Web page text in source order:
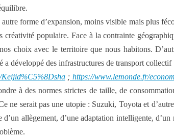
forme d’expansion, moins visible mais plus
populaire. Face à la contrainte
choix avec le territoire que nous habitons.
développé des infrastructures de transport
; https://www.lemonde.fr/
à des normes strictes de taille, de
ne serait pas une utopie : Suzuki, Toyota et
allègement, d’une adaptation intelligente, d’un